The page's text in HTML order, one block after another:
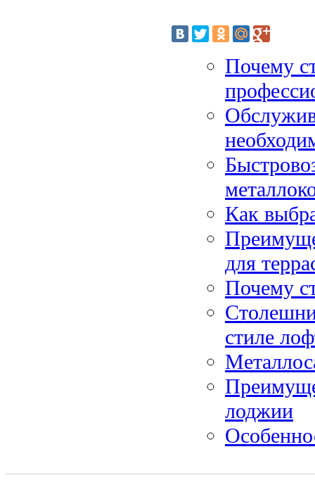
Почему
Как
для
Почему
стиле
лоджии